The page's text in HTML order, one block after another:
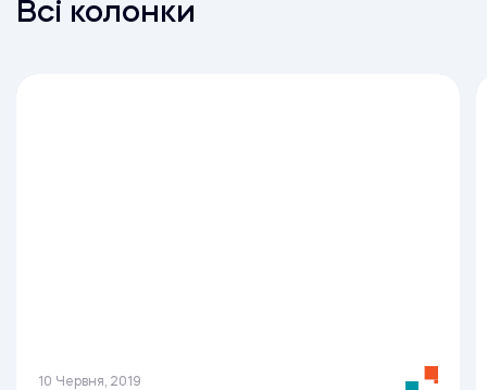
Всі колонки
10 Червня, 2019